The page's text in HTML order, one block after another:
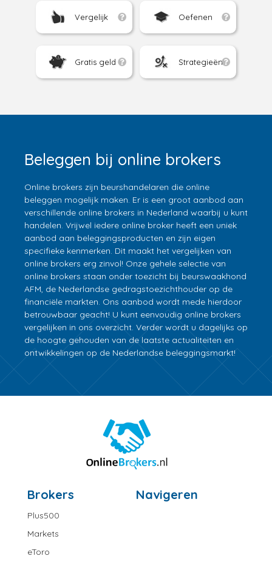
Vergelijk Oefenen
Gratis geld Strategieën
Beleggen bij online brokers
Online brokers zijn beurshandelaren die online
beleggen mogelijk maken. Er is een groot aanbod aan
verschillende online brokers in Nederland waarbij u kunt
handelen. Vrijwel iedere online broker heeft een uniek
aanbod aan beleggingsproducten en zijn eigen
specifieke kenmerken. Dit maakt het vergelijken van
online brokers erg zinvol! Onze gehele selectie van
online brokers staan onder toezicht bij beurswaakhond
AFM, de Nederlandse gedragstoezichthouder op de
financiële markten. Ons aanbod wordt mede hierdoor
betrouwbaar geacht! U kunt eenvoudig online brokers
vergelijken in ons overzicht. Verder wordt u dagelijks op
de hoogte gehouden van de laatste actualiteiten en
ontwikkelingen op de Nederlandse beleggingsmarkt!
Brokers
Plus500
Markets
eToro
Navigeren